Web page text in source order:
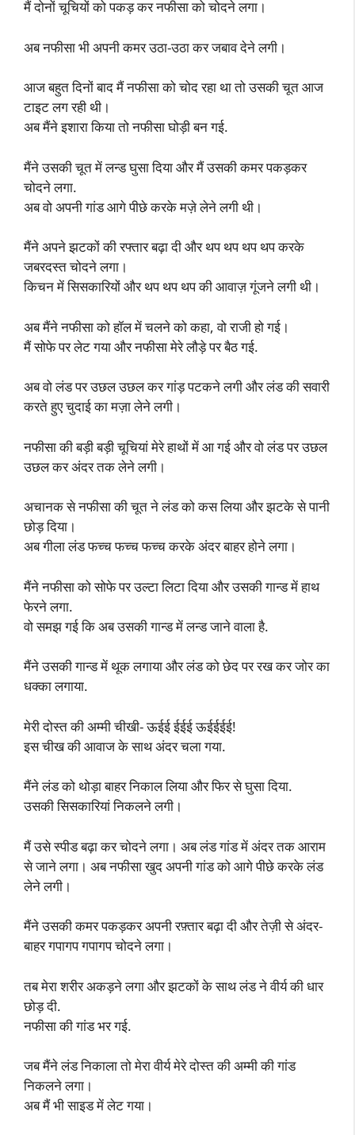
मैं दोनों चूचियों को पकड़ कर नफीसा को चोदने लगा।
अब नफीसा भी अपनी कमर उठा-उठा कर जबाव देने लगी।
आज बहुत दिनों बाद मैं नफीसा को चोद रहा था तो उसकी चूत आज
टाइट लग रही थी।
अब मैंने इशारा किया तो नफीसा घोड़ी बन गई.
मैंने उसकी चूत में लन्ड घुसा दिया और मैं उसकी कमर पकड़कर
चोदने लगा.
अब वो अपनी गांड आगे पीछे करके मज़े लेने लगी थी।
मैंने अपने झटकों की रफ्तार बढ़ा दी और थप थप थप थप करके
जबरदस्त चोदने लगा।
किचन में सिसकारियों और थप थप थप की आवाज़ गूंजने लगी थी।
अब मैंने नफीसा को हॉल में चलने को कहा, वो राजी हो गई।
मैं सोफे पर लेट गया और नफीसा मेरे लौड़े पर बैठ गई.
अब वो लंड पर उछल उछल कर गांड़ पटकने लगी और लंड की सवारी
करते हुए चुदाई का मज़ा लेने लगी।
नफीसा की बड़ी बड़ी चूचियां मेरे हाथों में आ गई और वो लंड पर उछल
उछल कर अंदर तक लेने लगी।
अचानक से नफीसा की चूत ने लंड को कस लिया और झटके से पानी
छोड़ दिया।
अब गीला लंड फच्च फच्च फच्च करके अंदर बाहर होने लगा।
मैंने नफीसा को सोफे पर उल्टा लिटा दिया और उसकी गान्ड में हाथ
फेरने लगा.
वो समझ गई कि अब उसकी गान्ड में लन्ड जाने वाला है.
मैंने उसकी गान्ड में थूक लगाया और लंड को छेद पर रख कर जोर का
धक्का लगाया.
मेरी दोस्त की अम्मी चीखी- ऊईई ईईई ऊईईईई!
इस चीख की आवाज के साथ अंदर चला गया.
मैंने लंड को थोड़ा बाहर निकाल लिया और फिर से घुसा दिया.
उसकी सिसकारियां निकलने लगी।
मैं उसे स्पीड बढ़ा कर चोदने लगा। अब लंड गांड में अंदर तक आराम
से जाने लगा। अब नफीसा खुद अपनी गांड को आगे पीछे करके लंड
लेने लगी।
मैंने उसकी कमर पकड़कर अपनी रफ़्तार बढ़ा दी और तेज़ी से अंदर-
बाहर गपागप गपागप चोदने लगा।
तब मेरा शरीर अकड़ने लगा और झटकों के साथ लंड ने वीर्य की धार
छोड़ दी.
नफीसा की गांड भर गई.
जब मैंने लंड निकाला तो मेरा वीर्य मेरे दोस्त की अम्मी की गांड
निकलने लगा।
अब मैं भी साइड में लेट गया।